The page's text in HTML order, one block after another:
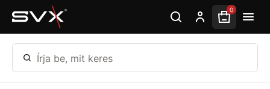
Ugrás az oldal fő részéhez 0
Írja be, mit keres